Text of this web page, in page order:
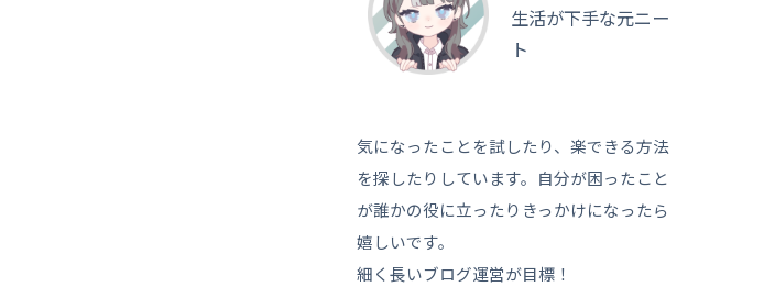
生活が下手な元ニー
ト
気になったことを試したり、楽できる方法
を探したりしています。自分が困ったこと
が誰かの役に立ったりきっかけになったら
嬉しいです。
細く長いブログ運営が目標！